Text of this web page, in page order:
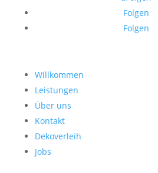
Folgen
Folgen
Willkommen
Leistungen
Über uns
Kontakt
Dekoverleih
Jobs